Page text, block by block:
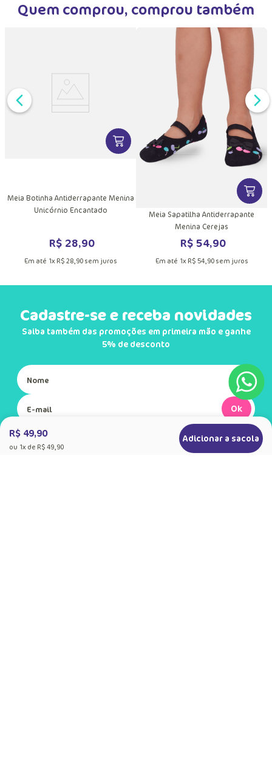
Quem comprou, comprou também
INFORMAÇÕES DO PRODUTO
VER MAIS INFORMAÇÕES DO
Meia Botinha Antiderrapante Menina
Unicórnio Encantado
R$ 28,90
Em até 1x R$ 28, 90sem juros
VER
Meia Sapatilha Antiderrapante
Menina Cerejas
R$ 54,90
Em até 1x R$ 54, 90sem juros
R$ 49,90
ou 1x de R$ 49,90
Adicionar a sacola
Cadastre-se e receba novidades
Saiba também das promoções em primeira mão e ganhe
5% de desconto
Ok
Ao se cadastrar, você concorda com a nossa